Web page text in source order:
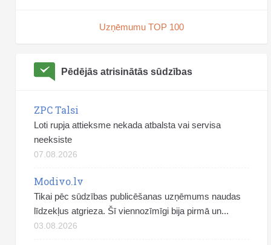
Uzņēmumu TOP 100
Pēdējās atrisinātās sūdzības
ZPC Talsi
Loti rupja attieksme nekada atbalsta vai servisa
neeksiste
07.08.2026
Modivo.lv
Tikai pēc sūdzības publicēšanas uzņēmums naudas
līdzekļus atgrieza. Šī viennozīmīgi bija pirmā un...
03.08.2026